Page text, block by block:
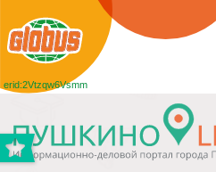
erid:2Vtzqw6Vsmm